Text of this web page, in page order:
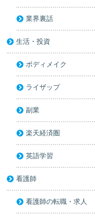
業界裏話
生活・投資
ボディメイク
ライザップ
副業
楽天経済圏
英語学習
看護師
看護師の転職・求人